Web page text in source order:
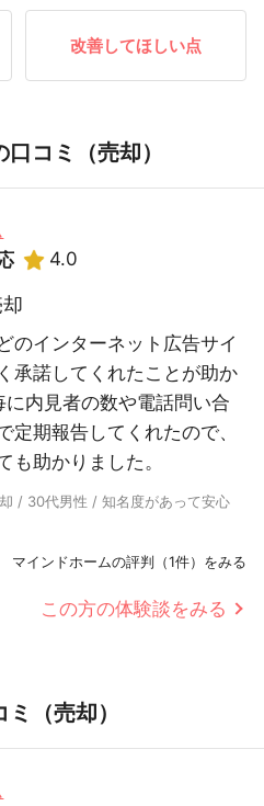
改善してほしい点
コミ（売却）
4.0
のインターネット広告サイ
承諾してくれたことが助か
内見者の数や電話問い合
定期報告してくれたので、
も助かりました。
/ 30代男性 / 知名度があって安心
マインドホームの評判（1件）をみる
この方の体験談をみる
（売却）